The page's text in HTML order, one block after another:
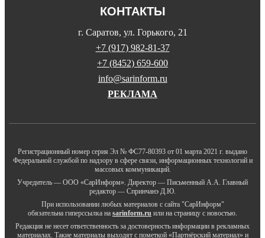
КОНТАКТЫ
г. Саратов, ул. Горького, 21
+7 (917) 982-81-37
+7 (8452) 659-600
info@sarinform.ru
РЕКЛАМА
Регистрационный номер серия Эл № ФС77-80393 от 01 марта 2021 г. выдано
Федеральной службой по надзору в сфере связи, информационных технологий и
массовых коммуникаций.
Учредитель — ООО «СарИнформ». Директор — Письменный А.А. Главный
редактор — Спринчанэ Д.Ю.
При использовании любых материалов с сайта "СарИнформ"
обязательна гиперссылка на sarinform.ru или на страницу с новостью.
Редакция не несет ответственность за достоверность информации в рекламных
материалах. Такие материалы выходят с пометкой «Партнёрский материал» и